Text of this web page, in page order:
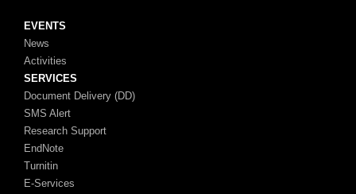
EVENTS
News
Activities
SERVICES
Document Delivery (DD)
SMS Alert
Research Support
EndNote
Turnitin
E-Services